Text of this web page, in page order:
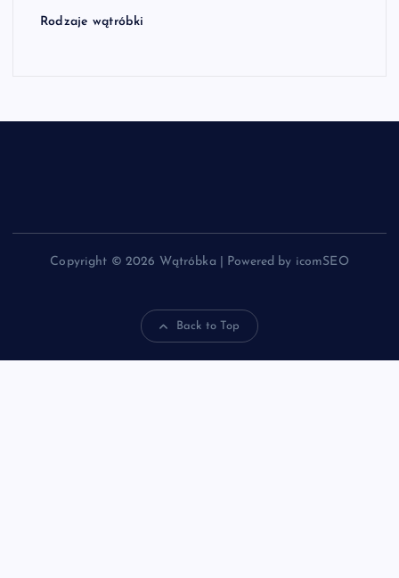
Rodzaje wątróbki
Copyright © 2026 Wątróbka | Powered by icomSEO
Back to Top